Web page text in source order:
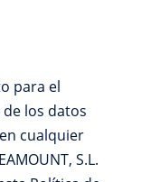
para el
los datos
cualquier
S.L.